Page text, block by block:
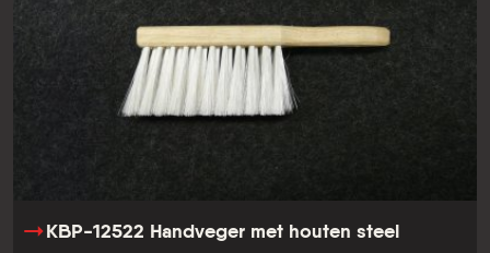
KBP-12522 Handveger met houten steel